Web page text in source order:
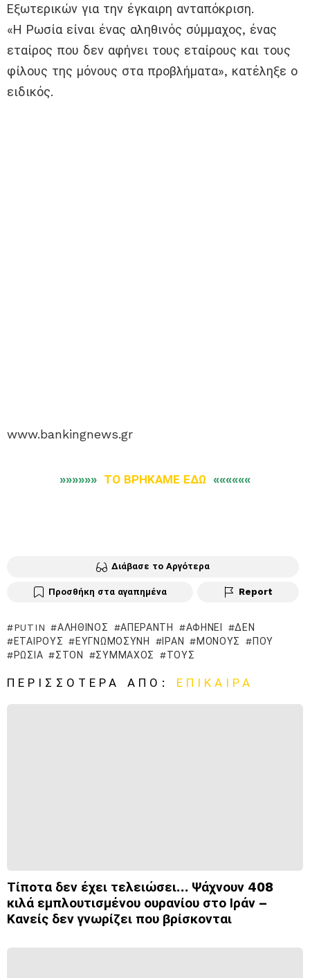
Εξωτερικών για την έγκαιρη ανταπόκριση.
«Η Ρωσία είναι ένας αληθινός σύμμαχος, ένας
εταίρος που δεν αφήνει τους εταίρους και τους
φίλους της μόνους στα προβλήματα», κατέληξε ο
ειδικός.
www.bankingnews.gr
»»»»»» ΤΟ ΒΡΗΚΑΜΕ ΕΔΩ ««««««
Διάβασε το Αργότερα
Προσθήκη στα αγαπημένα Report
PUTIN ΑΛΗΘΙΝΌΣ ΑΠΈΡΑΝΤΗ ΑΦΉΝΕΙ
ΔΕΝ
ΕΤΑΊΡΟΥΣ
ΕΥΓΝΩΜΟΣΎΝΗ ΙΡΆΝ ΜΌΝΟΥΣ
ΠΟΥ
ΡΩΣΊΑ
ΣΤΟΝ ΣΎΜΜΑΧΟΣ ΤΟΥΣ
ΠΕΡΙΣΣΌΤΕΡΑ ΑΠΌ: ΕΠΊΚΑΙΡΑ
Τίποτα δεν έχει τελειώσει… Ψάχνουν 408
κιλά εμπλουτισμένου ουρανίου στο Ιράν –
Κανείς δεν γνωρίζει που βρίσκονται